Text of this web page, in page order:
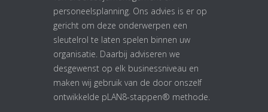
personeelsplanning. Ons advies is er op
gericht om deze onderwerpen een
sleutelrol te laten spelen binnen uw
organisatie. Daarbij adviseren we
desgewenst op elk businessniveau en
maken wij gebruik van de door onszelf
ontwikkelde pLAN8-stappen® methode.